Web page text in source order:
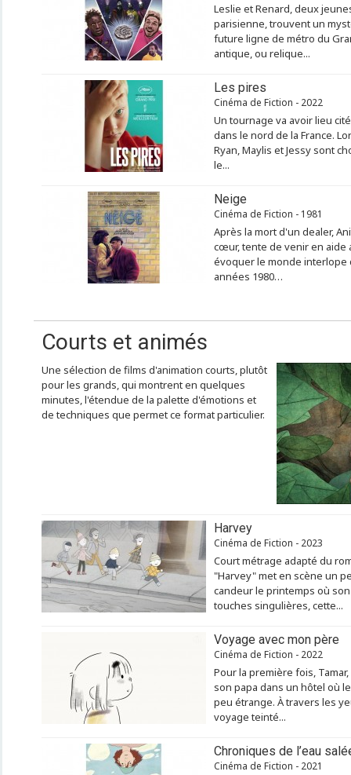
Leslie et Renard, deux
parisienne, trouvent un
future ligne de métro du
antique, ou relique...
Les pires
Cinéma de Fiction - 2022
Un tournage va avoir lieu
dans le nord de la France.
Ryan, Maylis et Jessy sont
le...
Neige
Cinéma de Fiction - 1981
Après la mort d'un dealer,
cœur, tente de venir en
évoquer le monde interlope
années 1980…
Courts et animés
Une sélection de films d'animation courts, plutôt
pour les grands, qui montrent en quelques
minutes, l'étendue de la palette d'émotions et
de techniques que permet ce format particulier.
Harvey
Cinéma de Fiction - 2023
Court métrage adapté du
"Harvey" met en scène un
candeur le printemps où
touches singulières, cette...
Voyage avec mon père
Cinéma de Fiction - 2022
Pour la première fois,
son papa dans un hôtel où
peu étrange. À travers les
voyage teinté...
Chroniques de l’eau
Cinéma de Fiction - 2021